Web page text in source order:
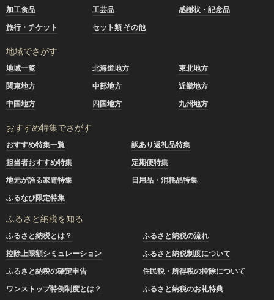
加工食品
工芸品
感謝状・記念品
旅行・チケット
セット類 その他
地域でさがす
地域一覧 北海道地方
東北地方
関東地方
中部地方
近畿地方
中国地方
四国地方 九州地方
おすすめ特集でさがす
おすすめ特集一覧
訳あり返礼品特集
担当者おすすめ特集
定期便特集
地元が誇る家電特集
日用品・消耗品特集
ふるなび限定特集
ふるさと納税を知る
ふるさと納税とは？
ふるさと納税の流れ
控除上限額シミュレーション
ふるさと納税制度について
ふるさと納税の確定申告
住民税・所得税の控除について
ワンストップ特例制度とは？
ふるさと納税のお礼特典